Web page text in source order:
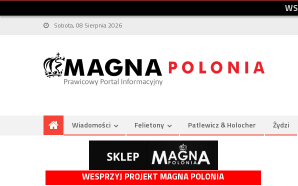
WS
Sobota, 08 Sierpnia 2026
Wiadomości Felietony Patlewicz & Holocher Żydzi
WESPRZYJ PROJEKT MAGNA POLONIA